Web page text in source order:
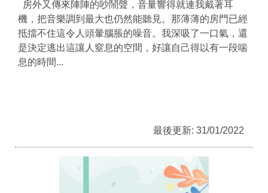
房外又傳來陣陣的吵鬧聲，音量響得就連我戴著耳
機，把音樂調到最大也仍然能聽見。那薄薄的房門已經
抵擋不住這令人頭暈腦脹的噪音。我深吸了一口氣，還
是決定逃出這讓人窒息的空間，好讓自己得以有一段喘
息的時間...
最後更新: 31/01/2022